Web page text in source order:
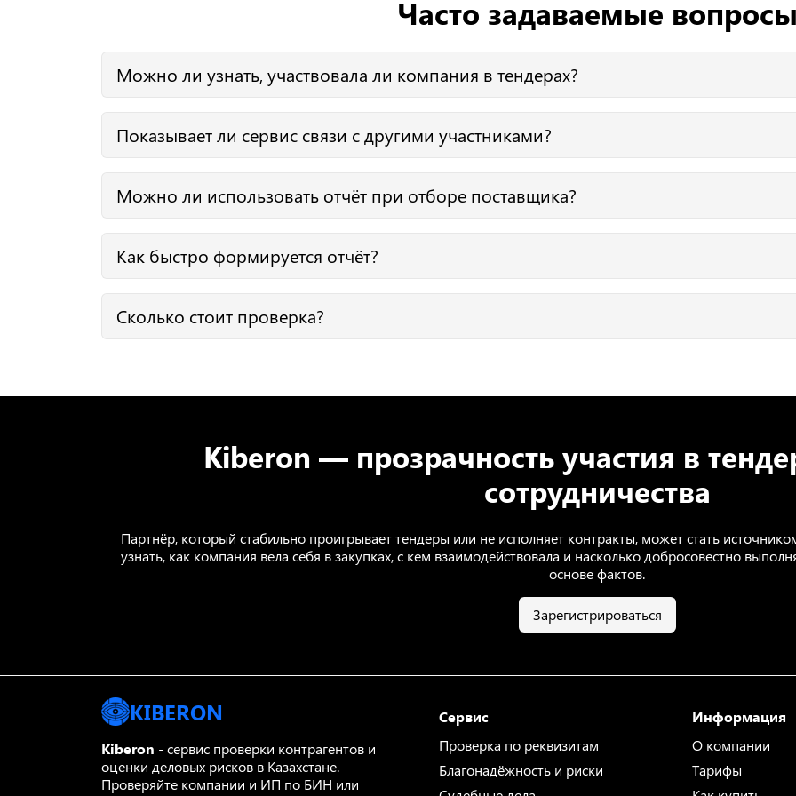
Часто задаваемые вопросы
Можно ли узнать, участвовала ли компания в тендерах?
Показывает ли сервис связи с другими участниками?
Можно ли использовать отчёт при отборе поставщика?
Как быстро формируется отчёт?
Сколько стоит проверка?
Kiberon — прозрачность участия в
сотрудничества
Партнёр, который стабильно проигрывает тендеры или не исполняет контракты, может стать
узнать, как компания вела себя в закупках, с кем взаимодействовала и насколько добросовестно
основе фактов.
Зарегистрироваться
KIBERON
Kiberon - сервис проверки контрагентов и
оценки деловых рисков в Казахстане.
Проверяйте компании и ИП по БИН или
Сервис
Проверка по реквизитам
Благонадёжность и риски
Информация
О компании
Тарифы